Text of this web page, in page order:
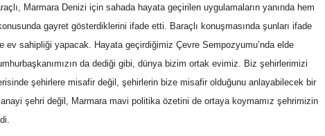
Marmara Denizi için sahada hayata geçirilen uygulamaların yanında hem
gayret gösterdiklerini ifade etti. Baraçlı konuşmasında şunları ifade
ev sahipliği yapacak. Hayata geçirdiğimiz Çevre Sempozyumu’nda elde
da dediği gibi, dünya bizim ortak evimiz. Biz şehirlerimizi
şehirlere misafir değil, şehirlerin bize misafir olduğunu anlayabilecek bir
şehri değil, Marmara mavi politika özetini de ortaya koymamız şehrimizin